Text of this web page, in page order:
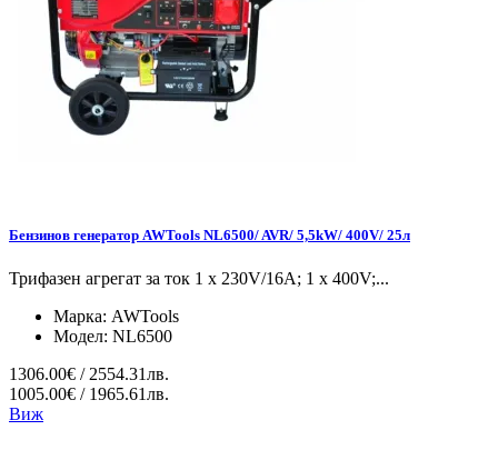
Бензинов генератор AWTools NL6500/ AVR/ 5,5kW/ 400V/ 25л
Трифазен агрегат за ток 1 x 230V/16A; 1 x 400V;...
Марка: AWTools
Модел: NL6500
1306.00€ / 2554.31лв.
1005.00€ / 1965.61лв.
Виж